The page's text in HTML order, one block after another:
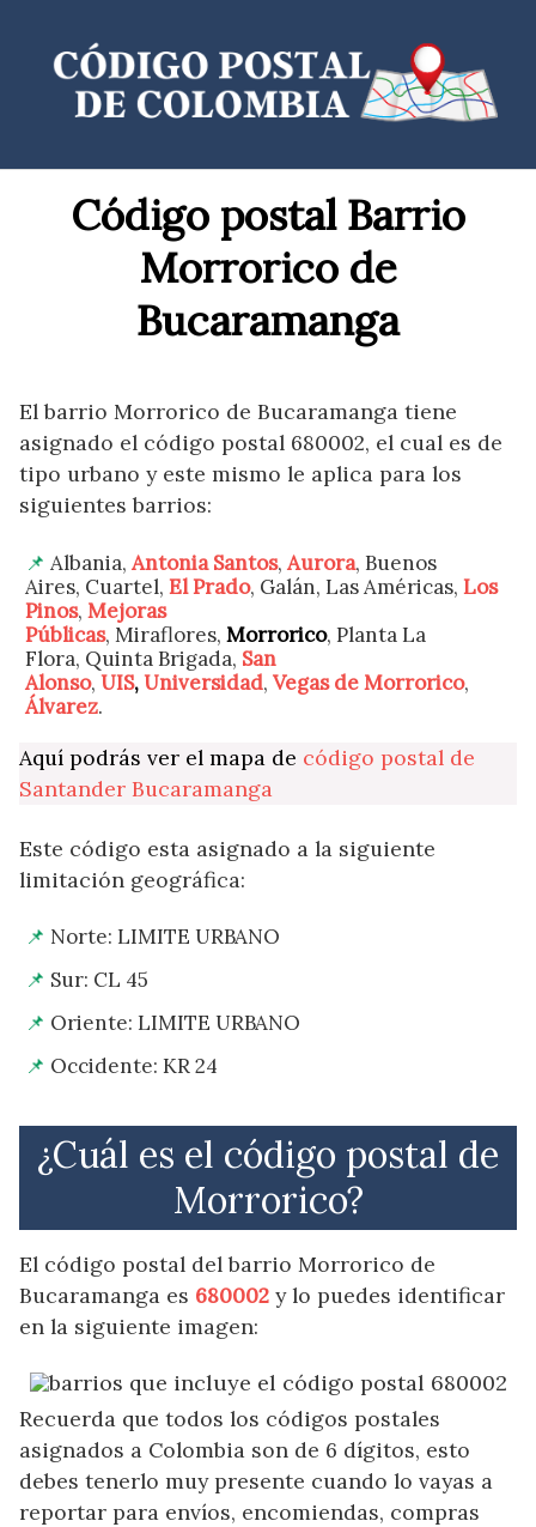
contenido
Código postal Barrio
Morrorico de
Bucaramanga
El barrio Morrorico de Bucaramanga tiene
asignado el código postal 680002, el cual es de
tipo urbano y este mismo le aplica para los
siguientes barrios:
Albania, Antonia Santos, Aurora, Buenos
Aires, Cuartel, El Prado, Galán, Las Américas, Los
Pinos, Mejoras
Públicas, Miraflores, Morrorico, Planta La
Flora, Quinta Brigada, San
Alonso, UIS,Universidad, Vegas de Morrorico,
Álvarez.
Aquí podrás ver el mapa de código postal de
Santander Bucaramanga
Este código esta asignado a la siguiente
limitación geográfica:
Norte: LIMITE URBANO
Sur: CL 45
Oriente: LIMITE URBANO
Occidente: KR 24
¿Cuál es el código postal de
Morrorico?
El código postal del barrio Morrorico de
Bucaramanga es 680002 y lo puedes identificar
en la siguiente imagen:
Recuerda que todos los códigos postales
asignados a Colombia son de 6 dígitos, esto
debes tenerlo muy presente cuando lo vayas a
reportar para envíos, encomiendas, compras